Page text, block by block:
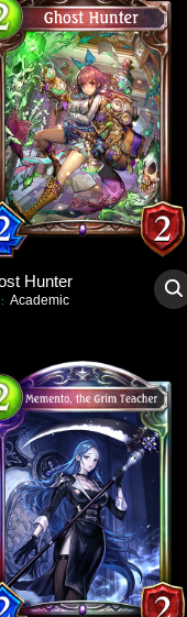
Hunter
: Academic